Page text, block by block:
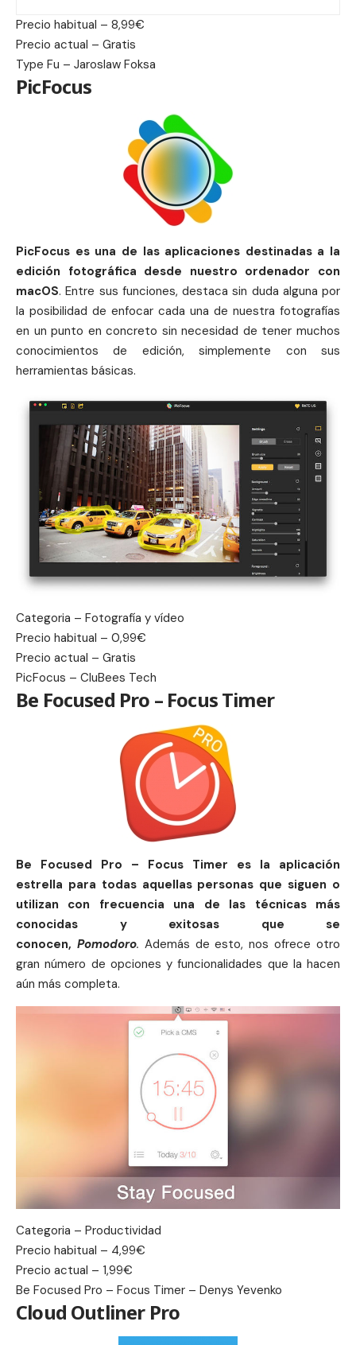
Precio habitual – 8,99€
Precio actual – Gratis
Type Fu – Jaroslaw Foksa
PicFocus
PicFocus es una de las aplicaciones destinadas a la
edición fotográfica desde nuestro ordenador con
macOS. Entre sus funciones, destaca sin duda alguna por
la posibilidad de enfocar cada una de nuestra fotografías
en un punto en concreto sin necesidad de tener muchos
conocimientos de edición, simplemente con sus
herramientas básicas.
Categoria – Fotografía y vídeo
Precio habitual – 0,99€
Precio actual – Gratis
PicFocus – CluBees Tech
Be Focused Pro – Focus Timer
Be Focused Pro – Focus Timer es la aplicación
estrella para todas aquellas personas que siguen o
utilizan con frecuencia una de las técnicas más
conocidas y exitosas que se
conocen, Pomodoro. Además de esto, nos ofrece otro
gran número de opciones y funcionalidades que la hacen
aún más completa.
Categoria – Productividad
Precio habitual – 4,99€
Precio actual – 1,99€
Be Focused Pro – Focus Timer – Denys Yevenko
Cloud Outliner Pro